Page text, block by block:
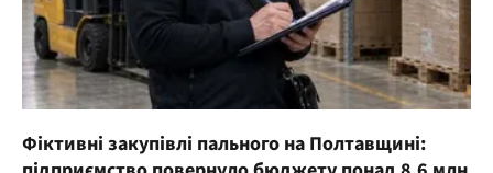
Фіктивні закупівлі пального на Полтавщині: